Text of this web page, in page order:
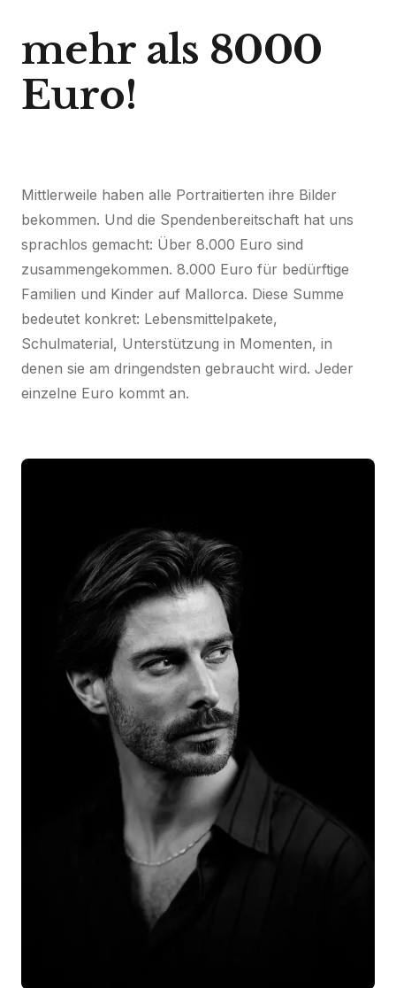
mehr als 8000
Euro!
Mittlerweile haben alle Portraitierten ihre Bilder
bekommen. Und die Spendenbereitschaft hat uns
sprachlos gemacht: Über 8.000 Euro sind
zusammengekommen. 8.000 Euro für bedürftige
Familien und Kinder auf Mallorca. Diese Summe
bedeutet konkret: Lebensmittelpakete,
Schulmaterial, Unterstützung in Momenten, in
denen sie am dringendsten gebraucht wird. Jeder
einzelne Euro kommt an.